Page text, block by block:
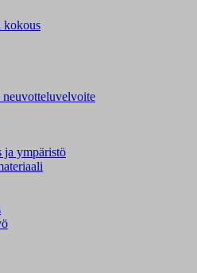
kokous
ja ympäristö